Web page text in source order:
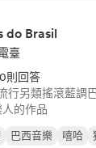
do Brasil
臺
則回答
行另類搖滾藍調
的作品
巴西音樂 嘻哈